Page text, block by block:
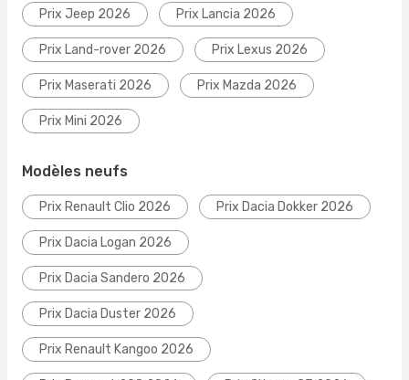
Prix Jeep 2026 Prix Lancia 2026
Prix Land-rover 2026 Prix Lexus 2026
Prix Maserati 2026 Prix Mazda 2026
Prix Mini 2026
Modèles neufs
Prix Renault Clio 2026 Prix Dacia Dokker 2026
Prix Dacia Logan 2026
Prix Dacia Sandero 2026
Prix Dacia Duster 2026
Prix Renault Kangoo 2026